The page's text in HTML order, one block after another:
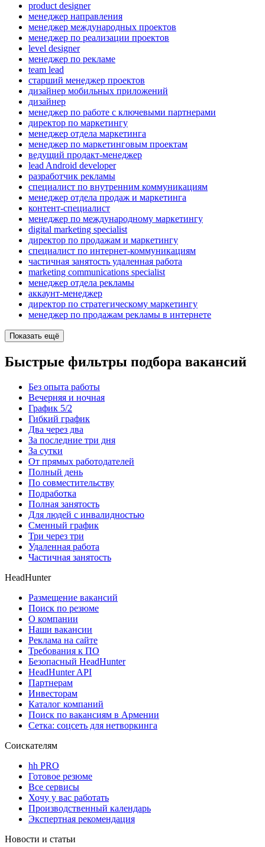
product designer
менеджер направления
менеджер международных проектов
менеджер по реализации проектов
level designer
менеджер по рекламе
team lead
старший менеджер проектов
дизайнер мобильных приложений
дизайнер
менеджер по работе с ключевыми партнерами
директор по маркетингу
менеджер отдела маркетинга
менеджер по маркетинговым проектам
ведущий продакт-менеджер
lead Android developer
разработчик рекламы
специалист по внутренним коммуникациям
менеджер отдела продаж и маркетинга
контент-специалист
менеджер по международному маркетингу
digital marketing specialist
директор по продажам и маркетингу
специалист по интернет-коммуникациям
частичная занятость удаленная работа
marketing communications specialist
менеджер отдела рекламы
аккаунт-менеджер
директор по стратегическому маркетингу
менеджер по продажам рекламы в интернете
Показать ещё
Быстрые фильтры подбора вакансий
Без опыта работы
Вечерняя и ночная
График 5/2
Гибкий график
Два через два
За последние три дня
За сутки
От прямых работодателей
Полный день
По совместительству
Подработка
Полная занятость
Для людей с инвалидностью
Сменный график
Три через три
Удаленная работа
Частичная занятость
HeadHunter
Размещение вакансий
Поиск по резюме
О компании
Наши вакансии
Реклама на сайте
Требования к ПО
Безопасный HeadHunter
HeadHunter API
Партнерам
Инвесторам
Каталог компаний
Поиск по вакансиям в Армении
Сетка: соцсеть для нетворкинга
Соискателям
hh PRO
Готовое резюме
Все сервисы
Хочу у вас работать
Производственный календарь
Экспертная рекомендация
Новости и статьи